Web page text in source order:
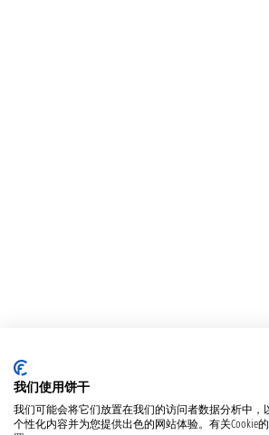
我们使用饼干
我们可能会将它们放置在我们的访问者数据分析中，
个性化内容并为您提供出色的网站体验。有关Cookie